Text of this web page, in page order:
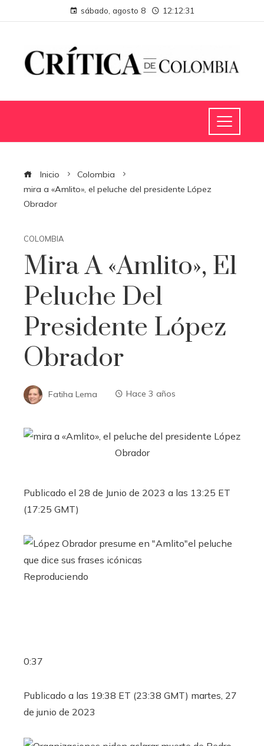
sábado, agosto 8 12:12:32
Inicio
Colombia
mira a «Amlito», el peluche del presidente López
Obrador
COLOMBIA
Mira A «Amlito», El
Peluche Del
Presidente López
Obrador
Fatiha Lema Hace 3 años
Publicado el 28 de Junio ​​de 2023 a las 13:25 ET
(17:25 GMT)
Reproduciendo
0:37
Publicado a las 19:38 ET (23:38 GMT) martes, 27
de junio de 2023